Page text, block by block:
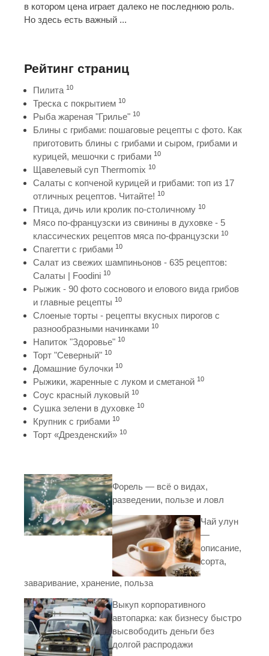
в котором цена играет далеко не последнюю роль.
Но здесь есть важный ...
Рейтинг страниц
Пилита 10
Треска с покрытием 10
Рыба жареная "Грилье" 10
Блины с грибами: пошаговые рецепты с фото. Как
приготовить блины с грибами и сыром, грибами и
курицей, мешочки с грибами 10
Щавелевый суп Thermomix 10
Салаты с копченой курицей и грибами: топ из 17
отличных рецептов. Читайте! 10
Птица, дичь или кролик по-столичному 10
Мясо по-французски из свинины в духовке - 5
классических рецептов мяса по-французски 10
Спагетти с грибами 10
Салат из свежих шампиньонов - 635 рецептов:
Салаты | Foodini 10
Рыжик - 90 фото соснового и елового вида грибов
и главные рецепты 10
Слоеные торты - рецепты вкусных пирогов с
разнообразными начинками 10
Напиток "Здоровье" 10
Торт "Северный" 10
Домашние булочки 10
Рыжики, жаренные с луком и сметаной 10
Соус красный луковый 10
Сушка зелени в духовке 10
Крупник с грибами 10
Торт «Дрезденский» 10
Форель — всё о видах,
разведении, пользе и ловл
Чай улун
—
описание,
сорта,
заваривание, хранение, польза
Выкуп корпоративного
автопарка: как бизнесу быстро
высвободить деньги без
долгой распродажи